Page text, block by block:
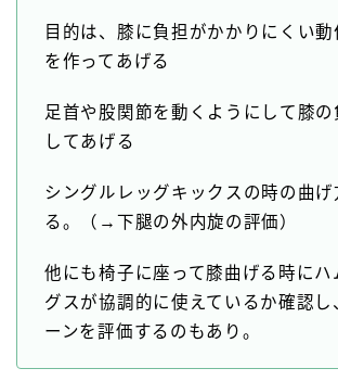
目的は、膝に負担がかかりにくい動
を作ってあげる
足首や股関節を動くようにして膝の
してあげる
シングルレッグキックスの時の曲げ
る。（→下腿の外内旋の評価）
他にも椅子に座って膝曲げる時にハ
グスが協調的に使えているか確認し
ーンを評価するのもあり。